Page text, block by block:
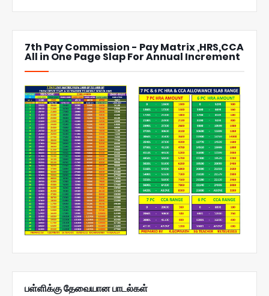
7th Pay Commission - Pay Matrix ,HRS,CCA
All in One Page Slap For Annual Increment
பள்ளிக்கு தேவையான பாடல்கள்